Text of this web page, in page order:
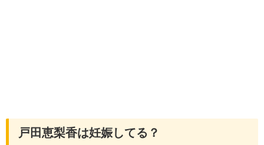
戸田恵梨香は妊娠してる？